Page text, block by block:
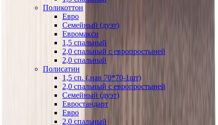
Поликоттон
Евро
Семейный (дуэт)
Евромакси
1,5 спальный
2,0 спальный с европростыней
2,0 спальный
Полисатин
1,5 сп. (.нав 70*70-1шт)
2,0 спальный с европростыней
Семейный (дуэт)
Евростандарт
Евро
2,0 спальный